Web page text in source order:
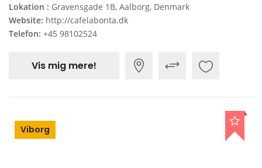
Lokation : Gravensgade 1B, Aalborg, Denmark
Website: http://cafelabonta.dk
Telefon: +45 98102524
Vis mig mere!
Viborg